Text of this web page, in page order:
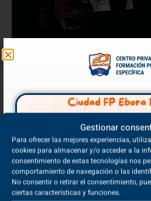
Gestionar
Para ofrecer las mejores experiencias,
cookies para almacenar y/o acceder a la
consentimiento de estas tecnologías nos
comportamiento de navegación o las
No consentir o retirar el consentimiento,
ciertas características y funciones.
TES - Todo lo